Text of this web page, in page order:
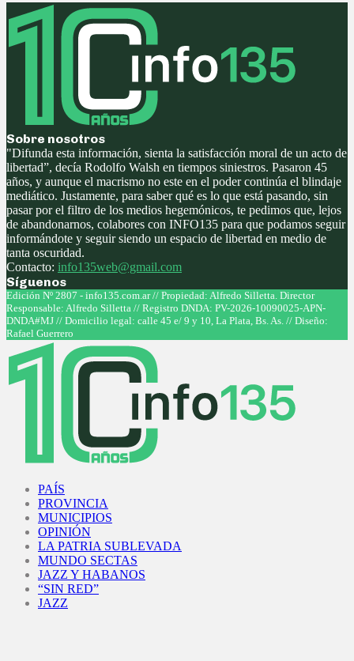
Sobre nosotros
"Difunda esta información, sienta la satisfacción moral de un acto de
libertad”, decía Rodolfo Walsh en tiempos siniestros. Pasaron 45
años, y aunque el macrismo no este en el poder continúa el blindaje
mediático. Justamente, para saber qué es lo que está pasando, sin
pasar por el filtro de los medios hegemónicos, te pedimos que, lejos
de abandonarnos, colabores con INFO135 para que podamos seguir
informándote y seguir siendo un espacio de libertad en medio de
tanta oscuridad.
Contacto: info135web@gmail.com
Síguenos
Facebook
Twitter
Instagram
Youtube
Edición Nº 2807 - info135.com.ar // Propiedad: Alfredo Silletta. Director
Responsable: Alfredo Silletta // Registro DNDA: PV-2026-10090025-APN-
DNDA#MJ // Domicilio legal: calle 45 e/ 9 y 10, La Plata, Bs. As. // Diseño:
Rafael Guerrero
PAÍS
PROVINCIA
MUNICIPIOS
OPINIÓN
LA PATRIA SUBLEVADA
MUNDO SECTAS
JAZZ Y HABANOS
“SIN RED”
JAZZ